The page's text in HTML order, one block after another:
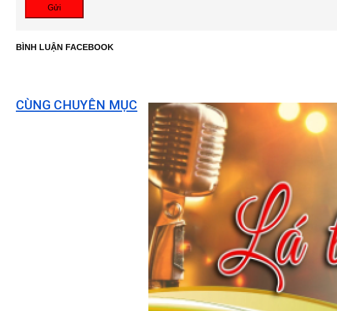
Gửi
BÌNH LUẬN FACEBOOK
CÙNG CHUYÊN MỤC